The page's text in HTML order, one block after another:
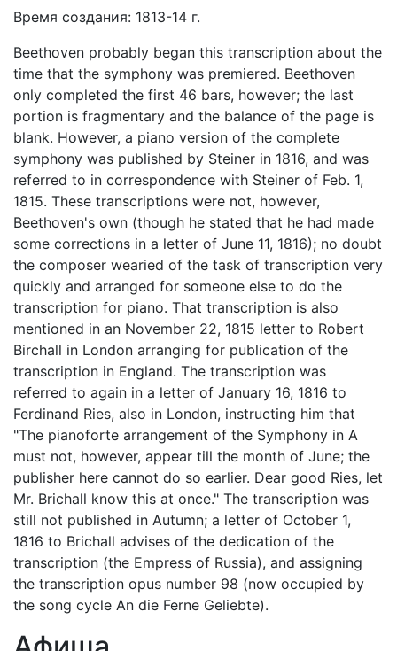
Время создания: 1813-14 г.
Beethoven probably began this transcription about the
time that the symphony was premiered. Beethoven
only completed the first 46 bars, however; the last
portion is fragmentary and the balance of the page is
blank. However, a piano version of the complete
symphony was published by Steiner in 1816, and was
referred to in correspondence with Steiner of Feb. 1,
1815. These transcriptions were not, however,
Beethoven's own (though he stated that he had made
some corrections in a letter of June 11, 1816); no doubt
the composer wearied of the task of transcription very
quickly and arranged for someone else to do the
transcription for piano. That transcription is also
mentioned in an November 22, 1815 letter to Robert
Birchall in London arranging for publication of the
transcription in England. The transcription was
referred to again in a letter of January 16, 1816 to
Ferdinand Ries, also in London, instructing him that
"The pianoforte arrangement of the Symphony in A
must not, however, appear till the month of June; the
publisher here cannot do so earlier. Dear good Ries, let
Mr. Brichall know this at once." The transcription was
still not published in Autumn; a letter of October 1,
1816 to Brichall advises of the dedication of the
transcription (the Empress of Russia), and assigning
the transcription opus number 98 (now occupied by
the song cycle An die Ferne Geliebte).